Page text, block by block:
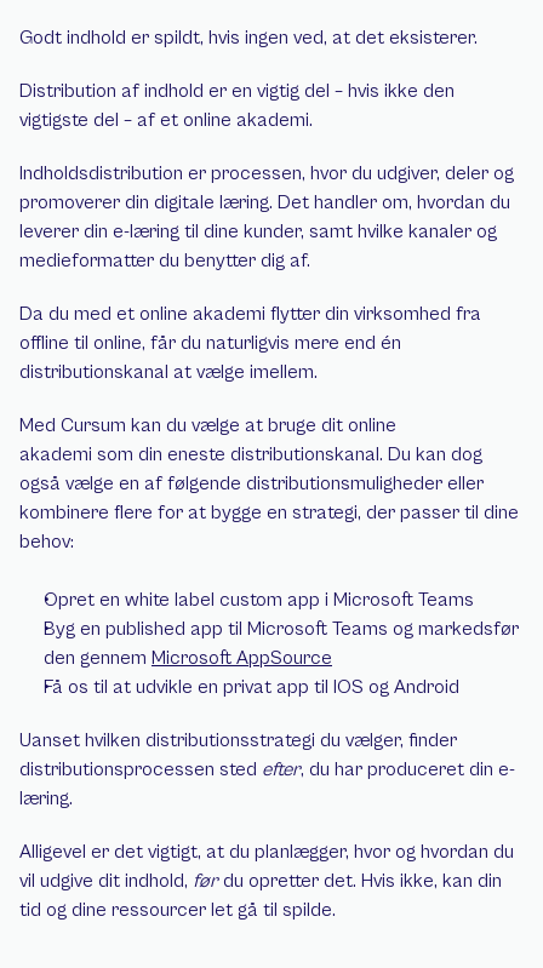
Godt indhold er spildt, hvis ingen ved, at det eksisterer.
Distribution af indhold er en vigtig del – hvis ikke den
vigtigste del – af et online akademi.
Indholdsdistribution er processen, hvor du udgiver, deler og
promoverer din digitale læring. Det handler om, hvordan du
leverer din e-læring til dine kunder, samt hvilke kanaler og
medieformatter du benytter dig af.
Da du med et online akademi flytter din virksomhed fra
offline til online, får du naturligvis mere end én
distributionskanal at vælge imellem.
Med Cursum kan du vælge at bruge dit online
akademi som din eneste distributionskanal. Du kan dog
også vælge en af følgende distributionsmuligheder eller
kombinere flere for at bygge en strategi, der passer til dine
behov:
Opret en white label custom app i Microsoft Teams
Byg en published app til Microsoft Teams og markedsfør
den gennem Microsoft AppSource
Få os til at udvikle en privat app til IOS og Android
Uanset hvilken distributionsstrategi du vælger, finder
distributionsprocessen sted efter, du har produceret din e-
læring.
Alligevel er det vigtigt, at du planlægger, hvor og hvordan du
vil udgive dit indhold, før du opretter det. Hvis ikke, kan din
tid og dine ressourcer let gå til spilde.